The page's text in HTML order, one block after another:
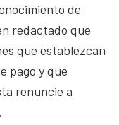
de
redactado que
que establezcan
pago y que
renuncie a